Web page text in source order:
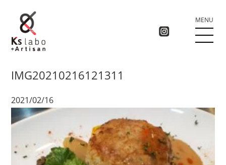
MENU
IMG20210216121311
2021/02/16